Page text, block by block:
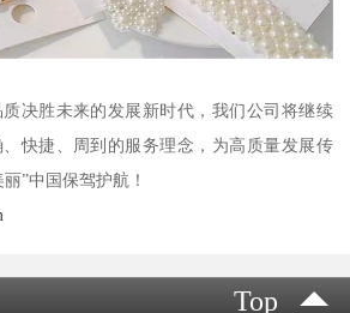
决胜未来的发展新时代，我们公司将继续
快捷、周到的服务理念，为高质量发展传
”中国保驾护航！
Top